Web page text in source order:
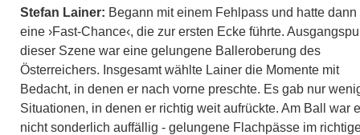
Stefan Lainer: Begann mit einem Fehlpass und hatte dann
eine ›Fast-Chance‹, die zur ersten Ecke führte.
dieser Szene war eine gelungene Balleroberung des
Österreichers. Insgesamt wählte Lainer die Momente mit
Bedacht, in denen er nach vorne preschte. Es gab nur
Situationen, in denen er richtig weit aufrückte. Am Ball war
nicht sonderlich auffällig - gelungene Flachpässe im